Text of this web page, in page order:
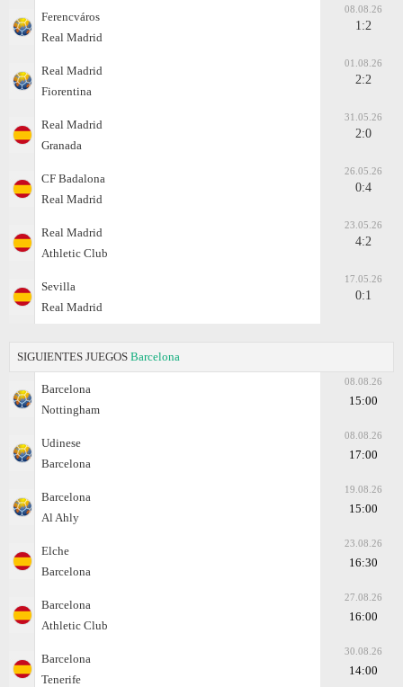
Ferencváros
Real Madrid
08.08.26
1:2
Real Madrid
Fiorentina
01.08.26
2:2
Real Madrid
Granada
31.05.26
2:0
CF Badalona
Real Madrid
26.05.26
0:4
Real Madrid
Athletic Club
23.05.26
4:2
Sevilla
Real Madrid
17.05.26
0:1
SIGUIENTES JUEGOS Barcelona
Barcelona
Nottingham
08.08.26
15:00
Udinese
Barcelona
08.08.26
17:00
Barcelona
Al Ahly
19.08.26
15:00
Elche
Barcelona
23.08.26
16:30
Barcelona
Athletic Club
27.08.26
16:00
Barcelona
Tenerife
30.08.26
14:00